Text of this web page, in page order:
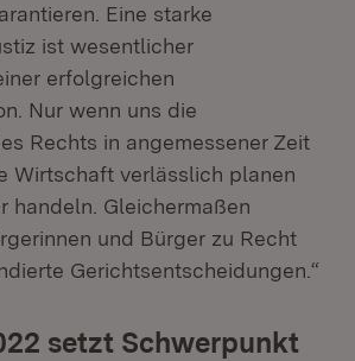
Eine starke
ist wesentlicher
erfolgreichen
Nur wenn uns die
Rechts in angemessener Zeit
Wirtschaft verlässlich planen
handeln. Gleichermaßen
und Bürger zu Recht
Gerichtsentscheidungen.“
setzt Schwerpunkt